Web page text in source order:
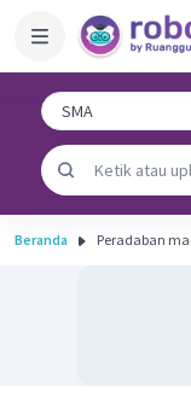
Beranda Peradaban